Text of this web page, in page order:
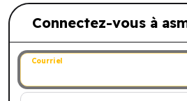
Connectez-vous à
Connectez-vous à
Courriel